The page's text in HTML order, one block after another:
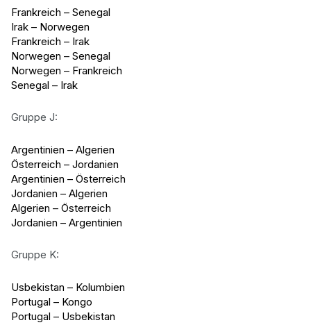
Frankreich – Senegal
Irak – Norwegen
Frankreich – Irak
Norwegen – Senegal
Norwegen – Frankreich
Senegal – Irak
Gruppe J:
Argentinien – Algerien
Österreich – Jordanien
Argentinien – Österreich
Jordanien – Algerien
Algerien – Österreich
Jordanien – Argentinien
Gruppe K:
Usbekistan – Kolumbien
Portugal – Kongo
Portugal – Usbekistan